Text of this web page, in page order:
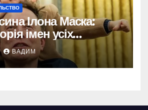
Ілона Маска:
імен усіх
мільярдера
ВАДИМ